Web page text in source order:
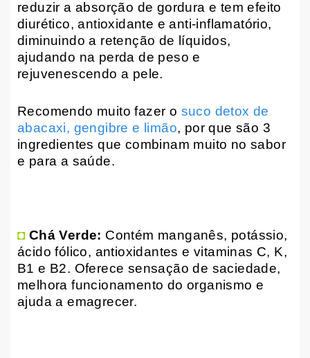
reduzir a absorção de gordura e tem efeito
diurético, antioxidante e anti-inflamatório,
diminuindo a retenção de líquidos,
ajudando na perda de peso e
rejuvenescendo a pele.
Recomendo muito fazer o suco detox de
abacaxi, gengibre e limão, por que são 3
ingredientes que combinam muito no sabor
e para a saúde.
◘ Chá Verde: Contém manganês, potássio,
ácido fólico, antioxidantes e vitaminas C, K,
B1 e B2. Oferece sensação de saciedade,
melhora funcionamento do organismo e
ajuda a emagrecer.